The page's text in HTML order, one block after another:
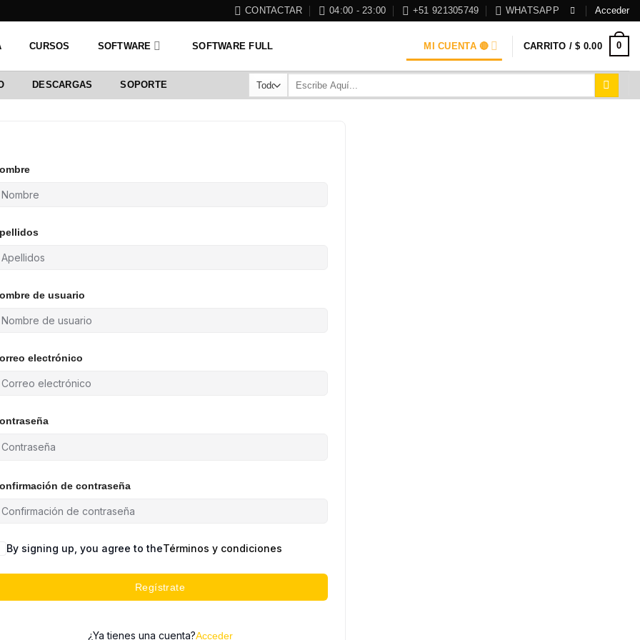
CONTACTAR 04:00 - 23:00 +51 921305749 WHATSAPP Acceder
CURSOS SOFTWARE SOFTWARE FULL MI CUENTA 🔴 CARRITO /$ 0.00 0
DESCARGAS SOPORTE
de usuario
electrónico
de contraseña
By signing up, you agree to theTérminos y condiciones
Regístrate
¿Ya tienes una cuenta?Acceder